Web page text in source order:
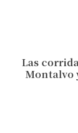
Las
Montalvo